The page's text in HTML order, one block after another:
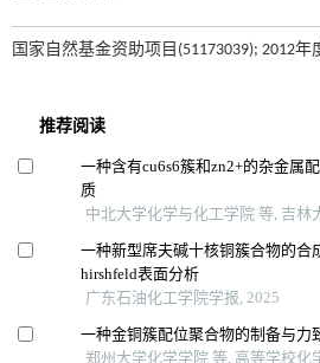
国家自然基金资助项目(51173039); 2012